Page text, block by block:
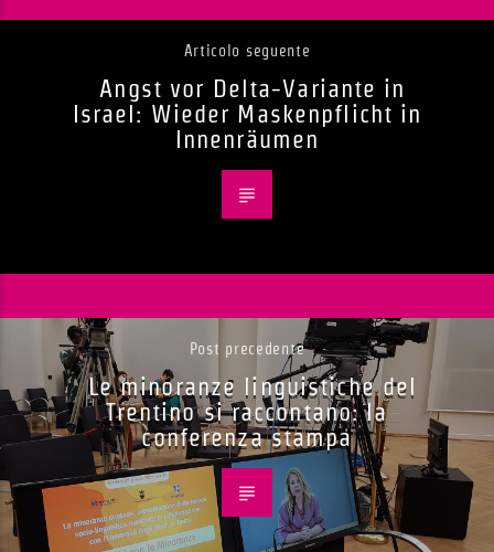
Articolo seguente
Angst vor Delta-Variante in
Israel: Wieder Maskenpflicht in
Innenräumen
Post precedente
Le minoranze linguistiche del
Trentino si raccontano: la
conferenza stampa